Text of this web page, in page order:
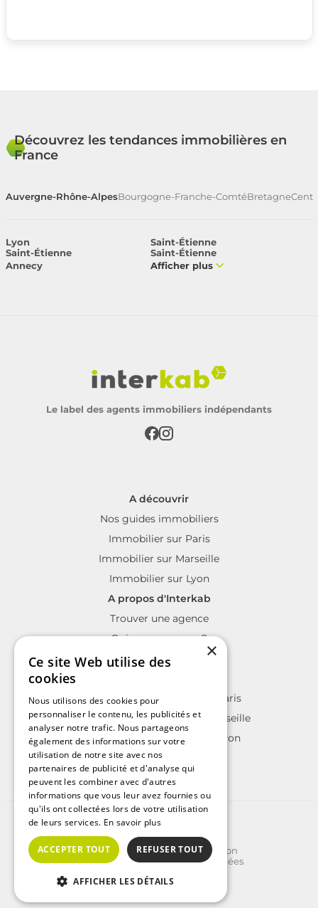
Découvrez les tendances immobilières en
France
Auvergne-Rhône-AlpesBourgogne-Franche-ComtéBretagne
Lyon
Saint-Étienne
Saint-Étienne
Saint-Étienne
Annecy
Afficher plus
Le label des agents immobiliers indépendants
A découvrir
Nos guides immobiliers
Immobilier sur Paris
Immobilier sur Marseille
Immobilier sur Lyon
A propos d'Interkab
Trouver une agence
Qui sommes nous?
La charte Interkab
Annonces immobilières sur Paris
Annonces immobilières sur Marseille
Annonces immobilières sur Lyon
©2025 | Tous droits réservés
Plan du site
Conditions Générales d'Utilisation
Politique de protection des données
Crédits
×
Ce site Web utilise des
cookies
Nous utilisons des cookies pour
personnaliser le contenu, les publicités et
analyser notre trafic. Nous partageons
également des informations sur votre
utilisation de notre site avec nos
partenaires de publicité et d'analyse qui
peuvent les combiner avec d'autres
informations que vous leur avez fournies ou
qu'ils ont collectées lors de votre utilisation
de leurs services. En savoir plus
ACCEPTER TOUT REFUSER TOUT
AFFICHER LES DÉTAILS